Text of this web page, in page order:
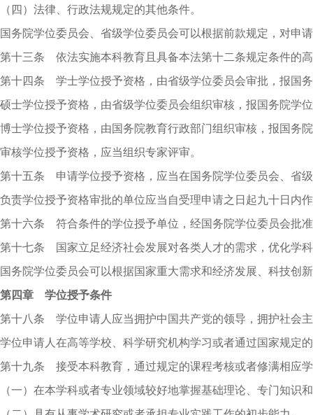
（四）法律、行政法规规定的其他条件。
国务院学位委员会、省级学位委员会可以根据前款规定，对申
第十三条 依法实施本科教育且具备本法第十二条规定条件的
第十四条 学士学位授予资格，由省级学位委员会审批，报国
硕士学位授予资格，由省级学位委员会组织审核，报国务院学
博士学位授予资格，由国务院教育行政部门组织审核，报国务
审核学位授予资格，应当组织专家评审。
第十五条 申请学位授予资格，应当在国务院学位委员会、省
负责学位授予资格审批的单位应当自受理申请之日起九十日内
第十六条 符合条件的学位授予单位，经国务院学位委员会批
第十七条 国家立足经济社会发展对各类人才的需求，优化学
国务院学位委员会可以根据国家重大需求和经济发展、科技创
第四章 学位授予条件
第十八条 学位申请人应当拥护中国共产党的领导，拥护社会
学位申请人在高等学校、科学研究机构学习或者通过国家规定
第十九条 接受本科教育，通过规定的课程考核或者修满相应
（一）在本学科或者专业领域较好地掌握基础理论、专门知识